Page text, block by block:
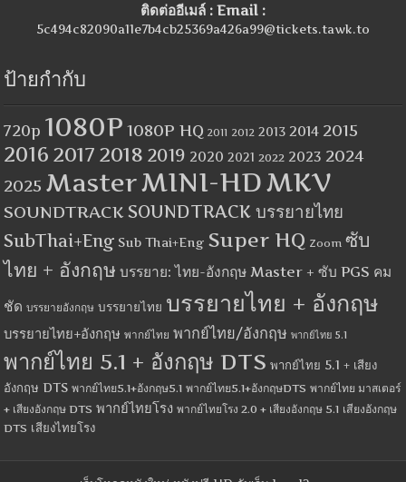
ติดต่ออีเมล์ : Email :
5c494c82090a11e7b4cb25369a426a99@tickets.tawk.to
ป้ายกำกับ
720p 1080P 1080P HQ 2011 2012 2013 2014 2015
2016 2017 2018 2019 2020 2021 2022 2023 2024
2025 MasterMINI-HDMKV
SOUNDTRACK SOUNDTRACK บรรยายไทย
SubThai+Eng Sub Thai+Eng Super HQ Zoom ซับ
ไทย + อังกฤษ บรรยาย: ไทย-อังกฤษ Master + ซับ PGS คม
ชัด บรรยายอังกฤษ บรรยายไทย บรรยายไทย + อังกฤษ
บรรยายไทย+อังกฤษ พากย์ไทย พากย์ไทย/อังกฤษ พากย์ไทย 5.1
พากย์ไทย 5.1 + อังกฤษ DTS พากย์ไทย 5.1 + เสียง
อังกฤษ DTS พากย์ไทย5.1+อังกฤษ5.1 พากย์ไทย5.1+อังกฤษDTS พากย์ไทย มาสเตอร์
+ เสียงอังกฤษ DTS พากย์ไทยโรง พากย์ไทยโรง 2.0 + เสียงอังกฤษ 5.1 เสียงอังกฤษ
DTS เสียงไทยโรง